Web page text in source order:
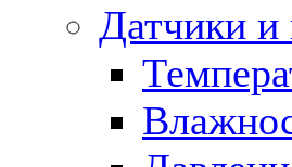
Датчики и